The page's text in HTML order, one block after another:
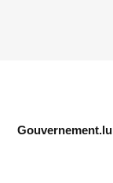
Gouvernement.lu